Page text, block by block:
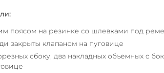
поясом на резинке со шлевками под
закрыты клапаном на пуговице
сбоку, два накладных объемных с